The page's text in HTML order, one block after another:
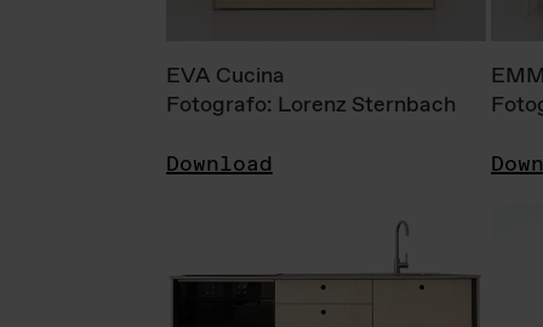
EVA Cucina
Fotografo: Lorenz Sternbach
Download